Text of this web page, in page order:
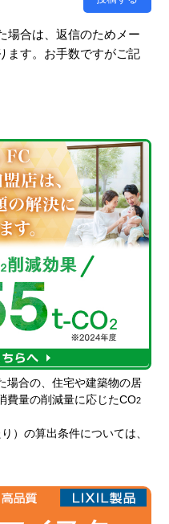
場合は、返信のためメー
ます。お手数ですがご記
場合の、住宅や建築物の居
費量の削減量に応じたCO2
）の算出条件については、